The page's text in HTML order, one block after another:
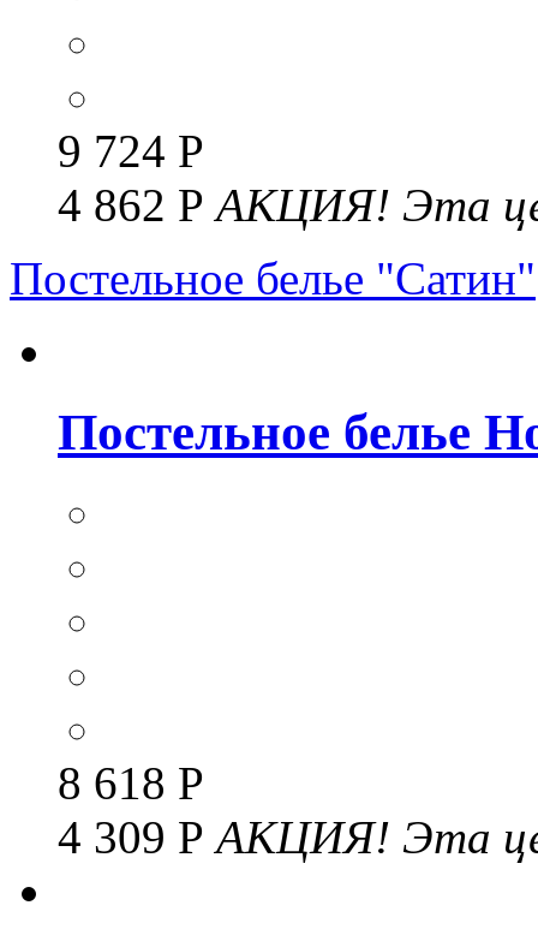
9 724 Р
4 862 РАКЦИЯ! Эта
Постельное белье "Сатин"
Постельное белье
8 618 Р
4 309 РАКЦИЯ! Эта